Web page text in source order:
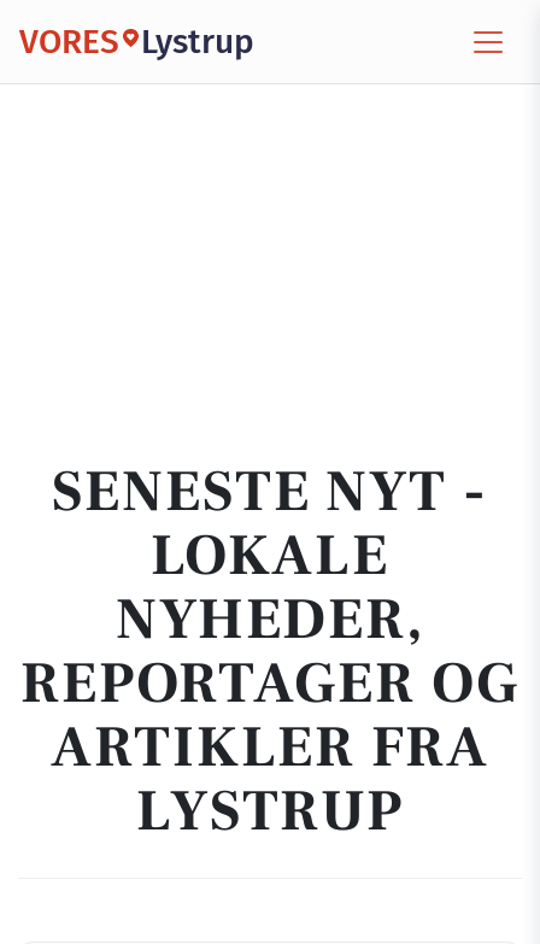
VORES Lystrup
SENESTE NYT -
LOKALE
NYHEDER,
REPORTAGER OG
ARTIKLER FRA
LYSTRUP